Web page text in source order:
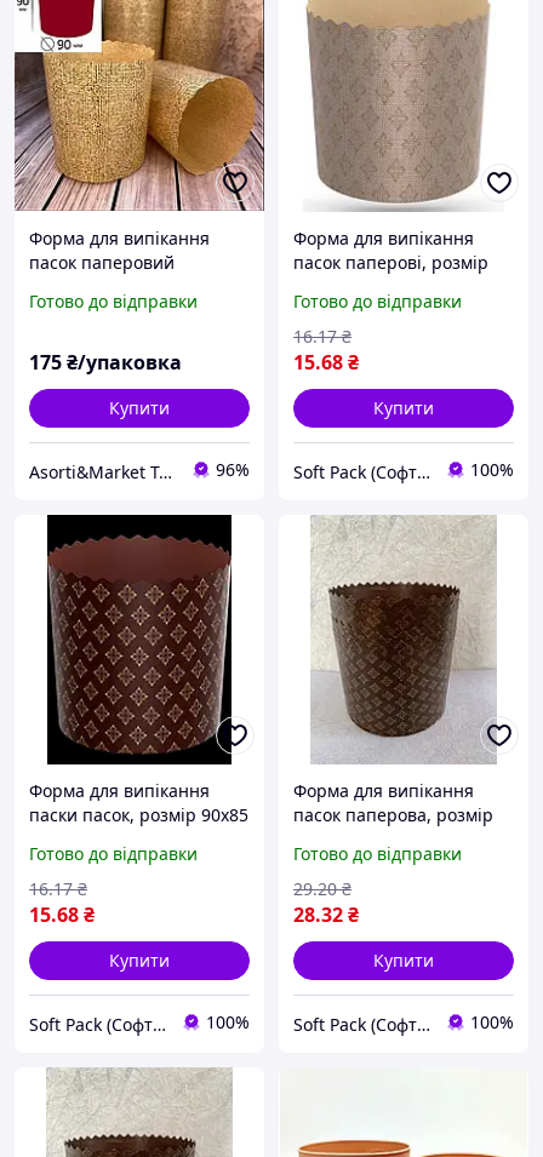
Форма для випікання
пасок паперовий
мм. Форми для випікання.
Готово до відправки
175₴/упаковка
Купити
Asorti&Market Товари для дома-родини 96%
Форма для випікання
пасок паперові, розмір
Готово до відправки
15.68₴
16.17 ₴
Купити
Soft Pack (Софт Пак) 100%
Форма для випікання
паски пасок, розмір 90х85
Готово до відправки
15.68₴
16.17 ₴
Купити
Soft Pack (Софт Пак) 100%
Форма для випікання
пасок паперова, розмір
(700-750 г)
Готово до відправки
28.32₴
29.20 ₴
Купити
Soft Pack (Софт Пак) 100%